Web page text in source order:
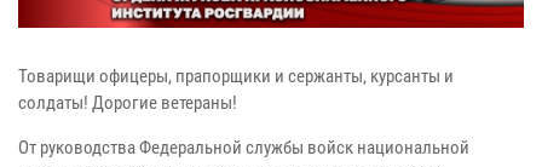
Товарищи офицеры, прапорщики и сержанты, курсанты и
солдаты! Дорогие ветераны!
От руководства Федеральной службы войск национальной